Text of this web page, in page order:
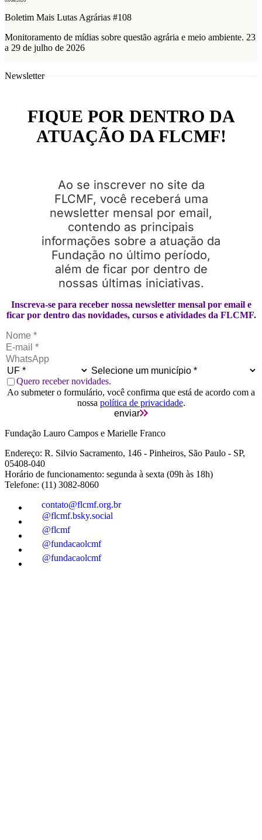
Boletim Mais Lutas Agrárias #108
Monitoramento de mídias sobre questão agrária e meio ambiente. 23
a 29 de julho de 2026
Newsletter
Inscreva-se para receber nossa newsletter mensal por email e
ficar por dentro das novidades, cursos e atividades da FLCMF.
Quero receber novidades.
Ao submeter o formulário, você confirma que está de acordo com a
nossa política de privacidade.
enviar
FIQUE POR DENTRO DA
ATUAÇÃO DA FLCMF!
Ao se inscrever no site da
FLCMF, você receberá uma
newsletter mensal por email,
contendo as principais
informações sobre a atuação da
Fundação no último período,
além de ficar por dentro de
nossas últimas iniciativas.
Fundação Lauro Campos e Marielle Franco
Endereço: R. Silvio Sacramento, 146 - Pinheiros, São Paulo - SP,
05408-040
Horário de funcionamento: segunda à sexta (09h às 18h)
Telefone: (11) 3082-8060
contato@flcmf.org.br
@flcmf.bsky.social
@flcmf
@fundacaolcmf
@fundacaolcmf